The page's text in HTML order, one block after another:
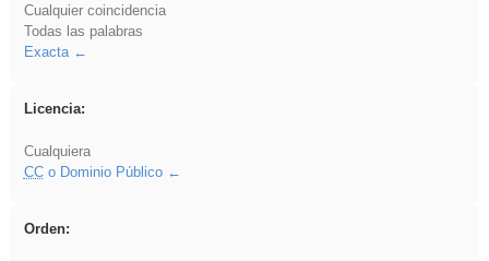
Cualquier coincidencia
Todas las palabras
Exacta
Licencia:
Cualquiera
CCo Dominio Público
Orden: